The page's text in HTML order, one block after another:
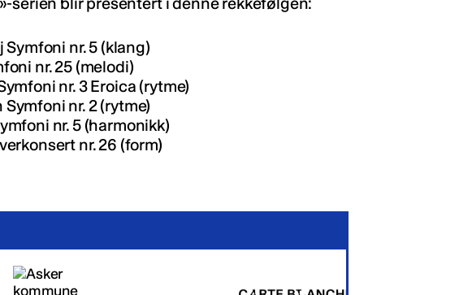
nr. 5 (klang)
nr. 25 (melodi)
nr. 3 Eroica (rytme)
nr. 2 (rytme)
nr. 5 (harmonikk)
nr. 26 (form)